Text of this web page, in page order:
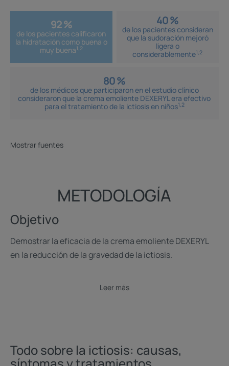
92 %
de los pacientes calificaron
la hidratación como buena o
muy buena1,2
40 %
de los pacientes consideran
que la sudoración mejoró
ligera o
considerablemente1,2
80 %
de los médicos que participaron en el estudio clínico
consideraron que la crema emoliente DEXERYL era efectivo
para el tratamiento de la ictiosis en niños1,2
Mostrar fuentes
METODOLOGÍA
Objetivo
Demostrar la eficacia de la crema emoliente DEXERYL
en la reducción de la gravedad de la ictiosis.
Leer más
Todo sobre la ictiosis: causas,